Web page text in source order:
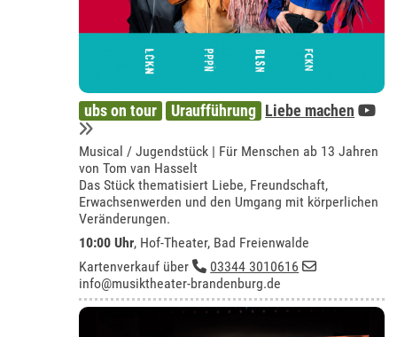
ubs on tour Uraufführung Liebe machen
Musical / Jugendstück | Für Menschen ab 13 Jahren
von Tom van Hasselt
Das Stück thematisiert Liebe, Freundschaft,
Erwachsenwerden und den Umgang mit körperlichen
Veränderungen.
10:00 Uhr, Hof-Theater, Bad Freienwalde
Kartenverkauf über
03344 3010616
info@musiktheater-brandenburg.de